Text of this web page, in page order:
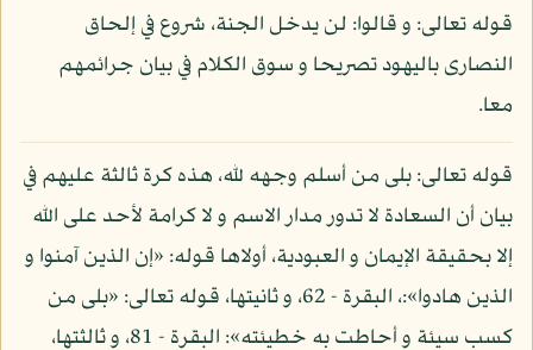
قوله تعالى: و قالوا: لن يدخل الجنة، شروع في إلحاق
النصارى باليهود تصريحا و سوق الكلام في بيان جرائمهم
معا.
قوله تعالى: بلى من أسلم وجهه لله، هذه كرة ثالثة عليهم في
بيان أن السعادة لا تدور مدار الاسم و لا كرامة لأحد على الله
إلا بحقيقة الإيمان و العبودية، أولاها قوله: «إن الذين آمنوا و
الذين هادوا»:، البقرة - 62، و ثانيتها، قوله تعالى: «بلى من
كسب سيئة و أحاطت به خطيئته»: البقرة - 81، و ثالثتها،